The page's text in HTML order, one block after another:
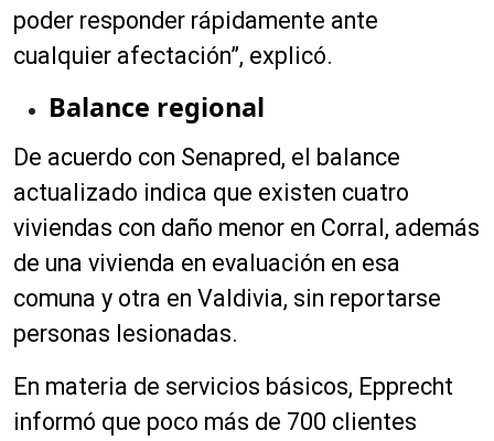
poder responder rápidamente ante
cualquier afectación”, explicó.
Balance regional
De acuerdo con Senapred, el balance
actualizado indica que existen cuatro
viviendas con daño menor en Corral, además
de una vivienda en evaluación en esa
comuna y otra en Valdivia, sin reportarse
personas lesionadas.
En materia de servicios básicos, Epprecht
informó que poco más de 700 clientes